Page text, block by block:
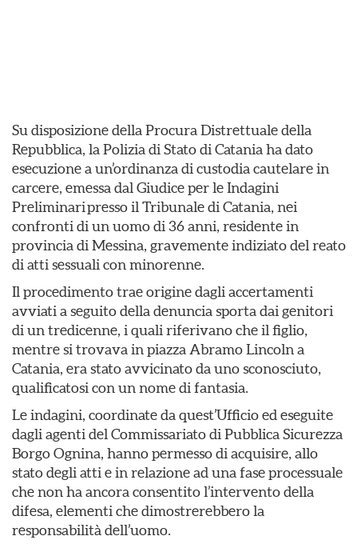
Su disposizione della Procura Distrettuale della
Repubblica, la Polizia di Stato di Catania ha dato
esecuzione a un’ordinanza di custodia cautelare in
carcere, emessa dal Giudice per le Indagini
Preliminari presso il Tribunale di Catania, nei
confronti di un uomo di 36 anni, residente in
provincia di Messina, gravemente indiziato del reato
di atti sessuali con minorenne.
Il procedimento trae origine dagli accertamenti
avviati a seguito della denuncia sporta dai genitori
di un tredicenne, i quali riferivano che il figlio,
mentre si trovava in piazza Abramo Lincoln a
Catania, era stato avvicinato da uno sconosciuto,
qualificatosi con un nome di fantasia.
Le indagini, coordinate da quest’Ufficio ed eseguite
dagli agenti del Commissariato di Pubblica Sicurezza
Borgo Ognina, hanno permesso di acquisire, allo
stato degli atti e in relazione ad una fase processuale
che non ha ancora consentito l’intervento della
difesa, elementi che dimostrerebbero la
responsabilità dell’uomo.